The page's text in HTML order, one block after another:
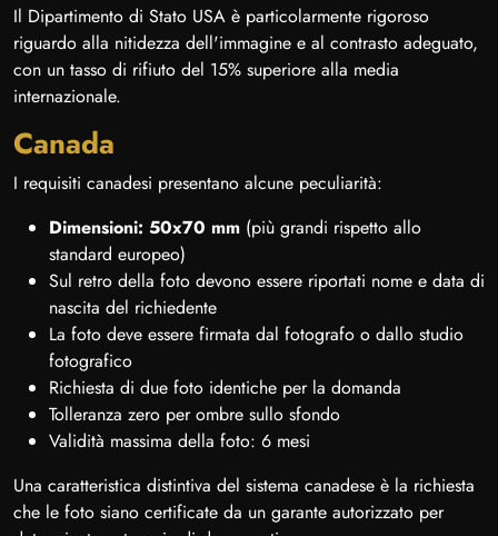
Il Dipartimento di Stato USA è particolarmente rigoroso
riguardo alla nitidezza dell'immagine e al contrasto adeguato,
con un tasso di rifiuto del 15% superiore alla media
internazionale.
Canada
I requisiti canadesi presentano alcune peculiarità:
Dimensioni: 50x70 mm (più grandi rispetto allo
standard europeo)
Sul retro della foto devono essere riportati nome e data di
nascita del richiedente
La foto deve essere firmata dal fotografo o dallo studio
fotografico
Richiesta di due foto identiche per la domanda
Tolleranza zero per ombre sullo sfondo
Validità massima della foto: 6 mesi
Una caratteristica distintiva del sistema canadese è la richiesta
che le foto siano certificate da un garante autorizzato per